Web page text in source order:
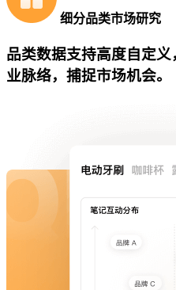
细分品类市场研究
品类数据支持高度自定
业脉络，捕捉市场机会。